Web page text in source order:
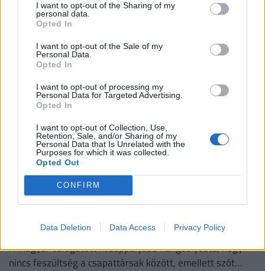
I want to opt-out of the Sharing of my
personal data.
Opted In
I want to opt-out of the Sale of my
Personal Data.
Opted In
I want to opt-out of processing my
Personal Data for Targeted Advertising.
Opted In
I want to opt-out of Collection, Use,
Retention, Sale, and/or Sharing of my
Personal Data that Is Unrelated with the
Purposes for which it was collected.
Opted Out
CONFIRM
Data Deletion Data Access Privacy Policy
akárkit
Bruno Guimarães 75 millió fontért az Arsenalhoz, a brazil
középpályás már el is hagyta csapata spanyolországi
edzőtáborát, hogy Londonban orvosi vizsgálaton vegyen
tényleg belharc tört ki a Liverpoolnál?
A magyar válogatott középpályása hangsúlyozta, hogy
nincs feszültség a csapattársak között, emellett szót